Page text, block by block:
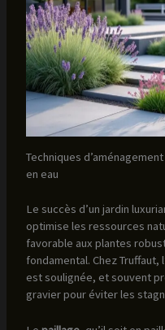
Techniques
en eau
Le succès d’un jardin
optimise les ressources
favorable aux plantes
fondamental. Chez Truffaut,
est soulignée, et souvent
gravier pour éviter les